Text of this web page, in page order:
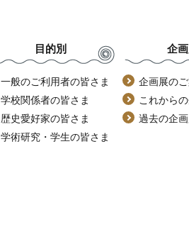
目的別
一般のご利用者の皆さま
学校関係者の皆さま
歴史愛好家の皆さま
学術研究・学生の皆さま
企
企画展の
これから
過去の企